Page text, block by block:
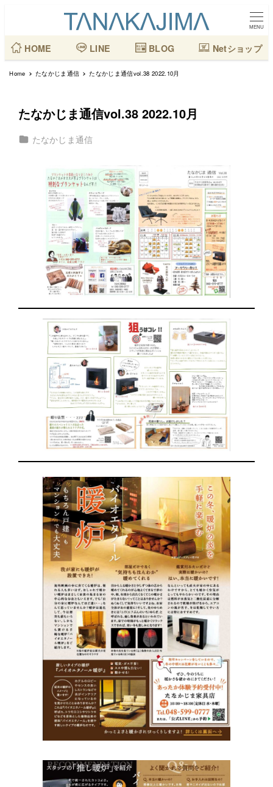
ン
コ
MENU
HOME LINE BLOG Netショップ
Home たなかじま通信 たなかじま通信vol.38 2022.10月
たなかじま通信vol.38 2022.10月
カテゴリー
たなかじま通信